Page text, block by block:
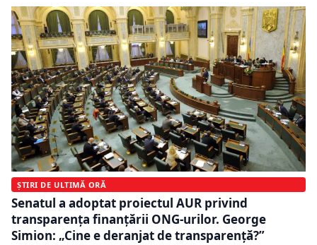
ȘTIRI DE ULTIMĂ ORĂ
Senatul a adoptat proiectul AUR privind
transparența finanțării ONG-urilor. George
Simion: „Cine e deranjat de transparență?”